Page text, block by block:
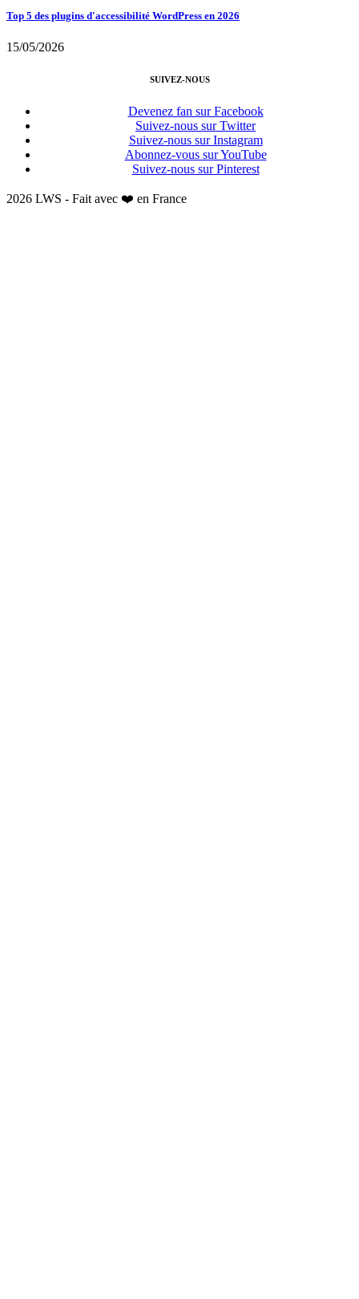
Top 5 des plugins d'accessibilité WordPress en 2026
15/05/2026
SUIVEZ-NOUS
Devenez fan sur Facebook
Suivez-nous sur Twitter
Suivez-nous sur Instagram
Abonnez-vous sur YouTube
Suivez-nous sur Pinterest
2026 LWS - Fait avec ❤️ en France